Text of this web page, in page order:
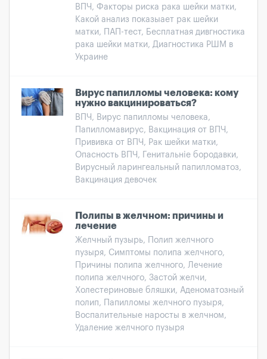
ВПЧ, Факторы риска рака шейки матки,
Какой анализ показыает рак шейки
матки, ПАП-тест, Бесплатная дивгностика
рака шейки матки, Диагностика РШМ в
Украине
Вирус папилломы человека: кому
нужно вакцинироваться?
ВПЧ, Вирус папилломы человека,
Папилломавирус, Вакцинация от ВПЧ,
Прививка от ВПЧ, Рак шейки матки,
Опасность ВПЧ, Генитальніе бородавки,
Вирусный ларингеальный папилломатоз,
Вакцинация девочек
Полипы в желчном: причины и
лечение
Желчный пузырь, Полип желчного
пузыря, Симптомы полипа желчного,
Причины полипа желчного, Лечение
полипа желчного, Застой желчи,
Холестериновые бляшки, Аденоматозный
полип, Папилломы желчного пузыря,
Воспалительные наросты в желчном,
Удаление желчного пузыря